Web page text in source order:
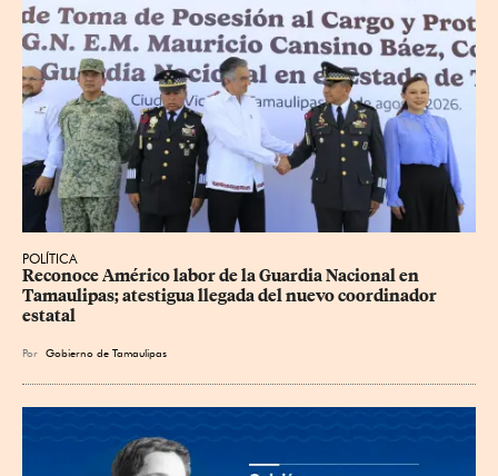
POLÍTICA
Reconoce Américo labor de la Guardia Nacional en
Tamaulipas; atestigua llegada del nuevo coordinador
estatal
Por Gobierno de Tamaulipas